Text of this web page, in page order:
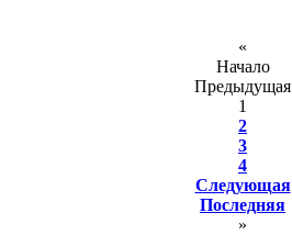
«
Начало
Предыдущая
1
2
3
4
Следующая
Последняя
»